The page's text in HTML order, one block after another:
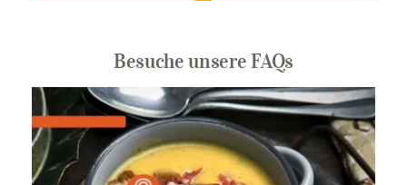
Besuche unsere FAQs